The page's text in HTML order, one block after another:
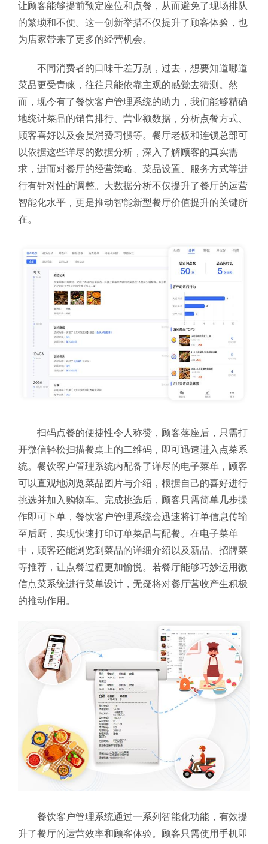
让顾客能够提前预定座位和点餐，从而避免了现场排队
的繁琐和不便。这一创新举措不仅提升了顾客体验，也
为店家带来了更多的经营机会。
不同消费者的口味千差万别，过去，想要知道哪道
菜品更受青睐，往往只能依靠主观的感觉去猜测。然
而，现今有了餐饮客户管理系统的助力，我们能够精确
地统计菜品的销售排行、营业额数据，分析点餐方式、
顾客喜好以及会员消费习惯等。餐厅老板和连锁总部可
以依据这些详尽的数据分析，深入了解顾客的真实需
求，进而对餐厅的经营策略、菜品设置、服务方式等进
行有针对性的调整。大数据分析不仅提升了餐厅的运营
智能化水平，更是推动智能新型餐厅价值提升的关键所
在。
扫码点餐的便捷性令人称赞，顾客落座后，只需打
开微信轻松扫描餐桌上的二维码，即可迅速进入点菜系
统。餐饮客户管理系统内配备了详尽的电子菜单，顾客
可以直观地浏览菜品图片与介绍，根据自己的喜好进行
挑选并加入购物车。完成挑选后，顾客只需简单几步操
作即可下单，餐饮客户管理系统会迅速将订单信息传输
至后厨，实现快速打印订单菜品与配餐。在电子菜单
中，顾客还能浏览到菜品的详细介绍以及新品、招牌菜
等推荐，让点餐过程更加愉悦。若餐厅能够巧妙运用微
信点菜系统进行菜单设计，无疑将对餐厅营收产生积极
的推动作用。
餐饮客户管理系统通过一系列智能化功能，有效提
升了餐厅的运营效率和顾客体验。顾客只需使用手机即